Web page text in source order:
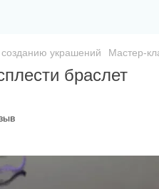
украшений Мастер-
браслет